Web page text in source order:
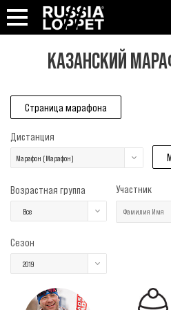
КАЗАНСКИЙ
Страница марафона
Дистанция
Марафон (Марафон)
Возрастная группа
Все
Участник
Сезон
2019